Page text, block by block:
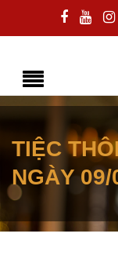
TIỆC
NGÀY